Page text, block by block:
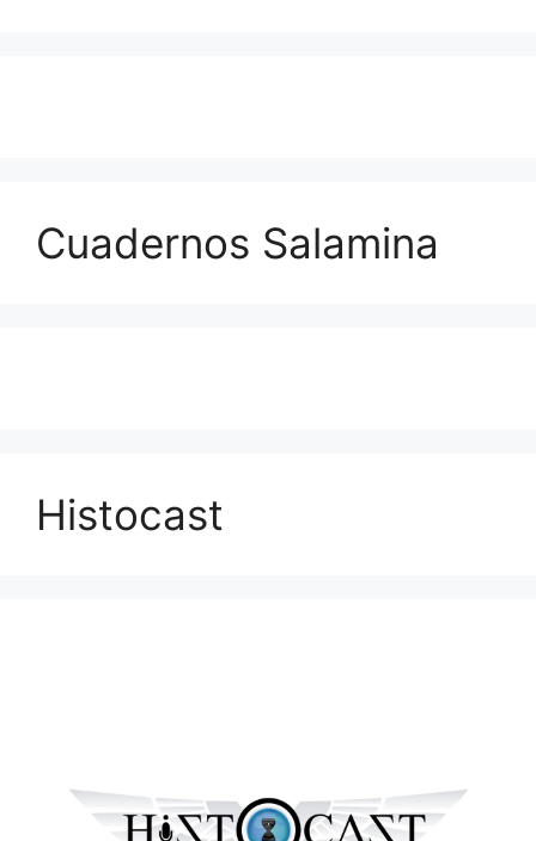
Cuadernos Salamina
Histocast